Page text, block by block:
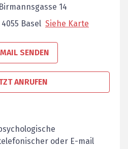
14
4055 Basel Siehe Karte
SENDEN
ANRUFEN
oder E-mail